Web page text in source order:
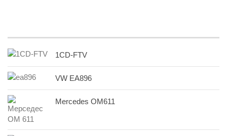
1CD-FTV
VW EA896
Mercedes OM611